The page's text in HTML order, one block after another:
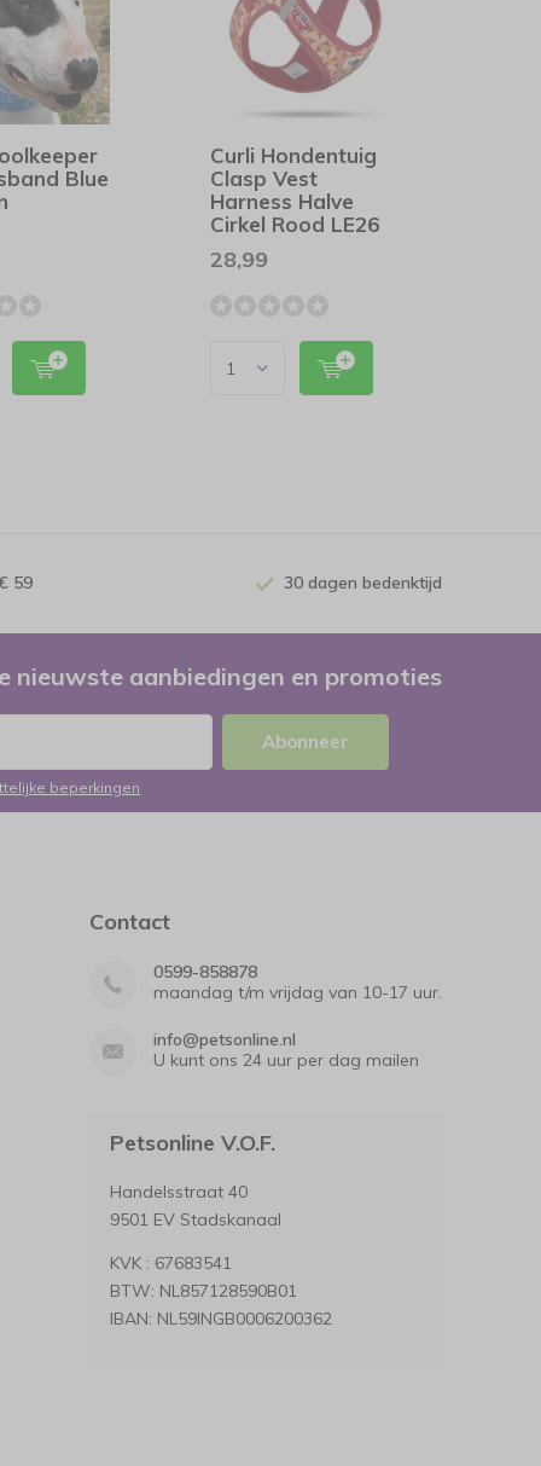
Blue
Curli Hondentuig
Clasp Vest
Harness Halve
Cirkel Rood LE26
28,99
59 30 dagen bedenktijd
nieuwste aanbiedingen en promoties
Abonneer
beperkingen
Contact
0599-858878
maandag t/m vrijdag van 10-17 uur.
info@petsonline.nl
U kunt ons 24 uur per dag mailen
Petsonline V.O.F.
Handelsstraat 40
9501 EV Stadskanaal
KVK : 67683541
BTW: NL857128590B01
IBAN: NL59INGB0006200362